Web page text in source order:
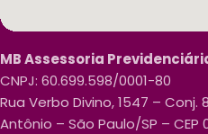
MB Assessoria
CNPJ: 60.699.598/0001-80
Rua Verbo Divino, 1547 – Conj.
Antônio – São Paulo/SP – CEP